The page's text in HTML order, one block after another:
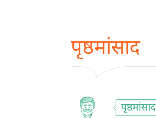
पृष्ठमांसाद
पृष्ठमांसाद